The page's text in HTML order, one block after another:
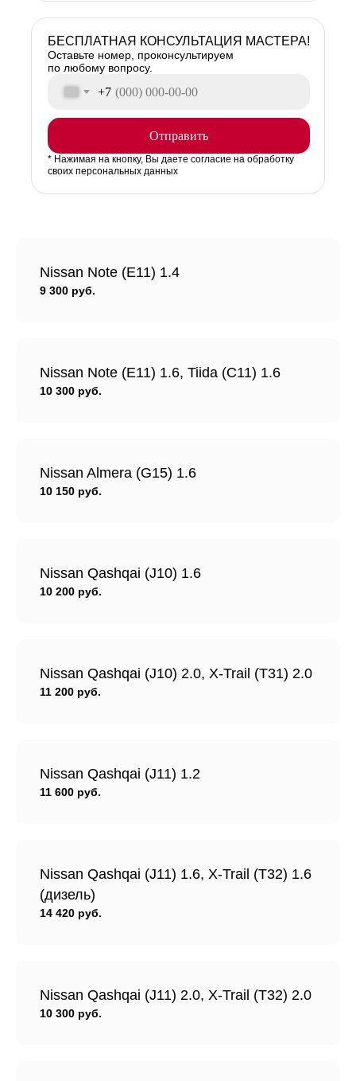
БЕСПЛАТНАЯ КОНСУЛЬТАЦИЯ МАСТЕРА!
Оставьте номер, проконсультируем
по любому вопросу.
+7
Отправить
* Нажимая на кнопку, Вы даете согласие на обработку
своих персональных данных
Nissan Note (Е11) 1.4
9 300 руб.
Nissan Note (Е11) 1.6, Tiida (С11) 1.6
10 300 руб.
Nissan Almera (G15) 1.6
10 150 руб.
Nissan Qashqai (J10) 1.6
10 200 руб.
Nissan Qashqai (J10) 2.0, X-Trail (T31) 2.0
11 200 руб.
Nissan Qashqai (J11) 1.2
11 600 руб.
Nissan Qashqai (J11) 1.6, X-Trail (T32) 1.6
(дизель)
14 420 руб.
Nissan Qashqai (J11) 2.0, X-Trail (T32) 2.0
10 300 руб.